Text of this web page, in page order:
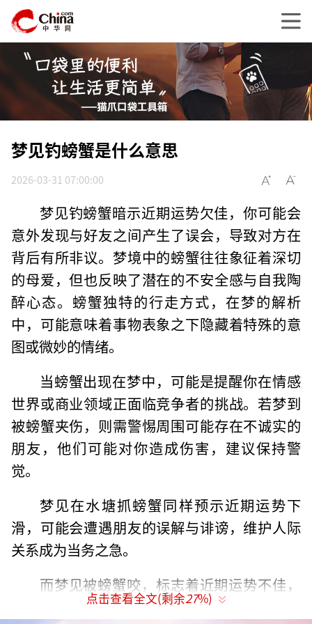
梦见钓螃蟹是什么意思
2026-03-31 07:00:00
梦见钓螃蟹暗示近期运势欠佳，你可能会
意外发现与好友之间产生了误会，导致对方在
背后有所非议。梦境中的螃蟹往往象征着深切
的母爱，但也反映了潜在的不安全感与自我陶
醉心态。螃蟹独特的行走方式，在梦的解析
中，可能意味着事物表象之下隐藏着特殊的意
图或微妙的情绪。
当螃蟹出现在梦中，可能是提醒你在情感
世界或商业领域正面临竞争者的挑战。若梦到
被螃蟹夹伤，则需警惕周围可能存在不诚实的
朋友，他们可能对你造成伤害，建议保持警
觉。
梦见在水塘抓螃蟹同样预示近期运势下
滑，可能会遭遇朋友的误解与诽谤，维护人际
关系成为当务之急。
而梦见被螃蟹咬，标志着近期运势不佳，
应留意家庭内部可能出现的矛盾，给予家人更
点击查看全文(剩余27%)